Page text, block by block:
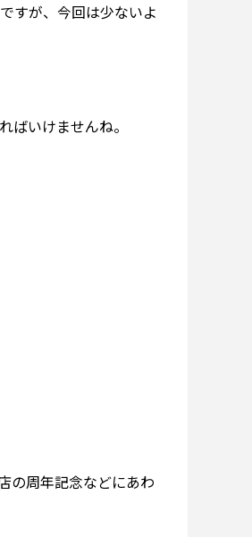
すが、今回は少ないよ
いけませんね。
の周年記念などにあわ